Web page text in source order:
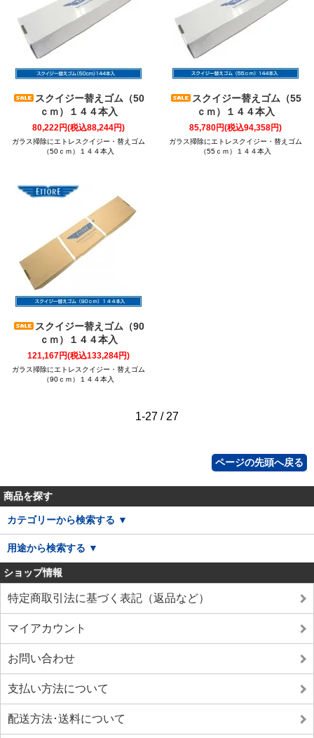
スクイジー替えゴム（50
ｃｍ）１４４本入
80,222円(税込88,244円)
ガラス掃除にエトレスクイジー・替えゴム
（50ｃｍ）１４４本入
スクイジー替えゴム（55
ｃｍ）１４４本入
85,780円(税込94,358円)
ガラス掃除にエトレスクイジー・替えゴム
（55ｃｍ）１４４本入
スクイジー替えゴム（90
ｃｍ）１４４本入
121,167円(税込133,284円)
ガラス掃除にエトレスクイジー・替えゴム
（90ｃｍ）１４４本入
1-27 / 27
ページの先頭へ戻る
商品を探す
カテゴリーから検索する ▼
用途から検索する ▼
ショップ情報
特定商取引法に基づく表記（返品など）
マイアカウント
お問い合わせ
支払い方法について
配送方法･送料について